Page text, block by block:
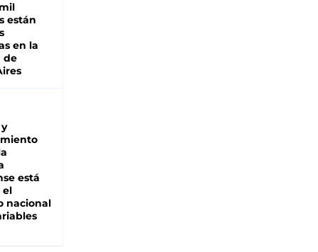
están
en la
de
está
el
nacional